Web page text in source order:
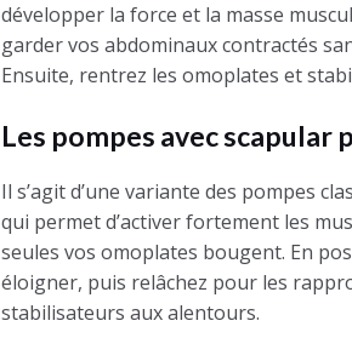
développer la force et la masse
garder vos abdominaux contractés
Ensuite, rentrez les omoplates et
Les pompes avec scapular
Il s’agit d’une variante des pompes
qui permet d’activer fortement les
seules vos omoplates bougent. En
éloigner, puis relâchez pour les
stabilisateurs aux alentours.